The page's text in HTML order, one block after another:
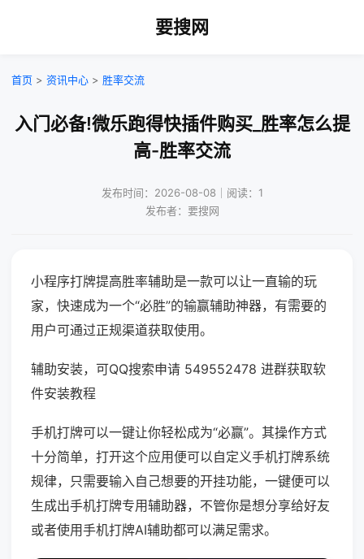
要搜网
首页 > 资讯中心 > 胜率交流
入门必备!微乐跑得快插件购买_胜率怎么提
高-胜率交流
发布时间：2026-08-08｜阅读：1
发布者：要搜网
小程序打牌提高胜率辅助是一款可以让一直输的玩
家，快速成为一个“必胜”的输赢辅助神器，有需要的
用户可通过正规渠道获取使用。
辅助安装，可QQ搜索申请 549552478 进群获取软
件安装教程
手机打牌可以一键让你轻松成为“必赢”。其操作方式
十分简单，打开这个应用便可以自定义手机打牌系统
规律，只需要输入自己想要的开挂功能，一键便可以
生成出手机打牌专用辅助器，不管你是想分享给好友
或者使用手机打牌AI辅助都可以满足需求。